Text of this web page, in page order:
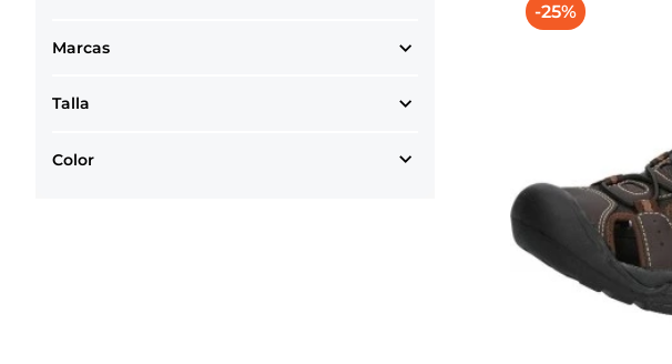
Marcas
Talla
Color
-25%